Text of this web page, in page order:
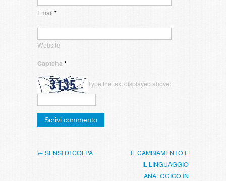
Email *
Website
Captcha *
Type the text displayed above:
← SENSI DI COLPA
IL CAMBIAMENTO E
IL LINGUAGGIO
ANALOGICO IN